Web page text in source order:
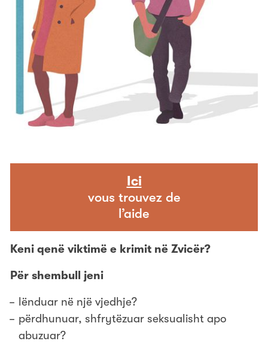
Ici
vous trouvez de
l’aide
Keni qenë viktimë e krimit në Zvicër?
Për shembull jeni
lënduar në një vjedhje?
përdhunuar, shfrytëzuar seksualisht apo
abuzuar?